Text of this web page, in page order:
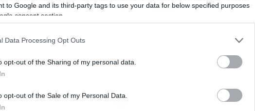
to Google and its third-party tags to use your data for below specified purposes
consent section.
Data Processing Opt Outs
opt-out of the Sharing of my personal data.
opt-out of the Sale of my Personal Data.